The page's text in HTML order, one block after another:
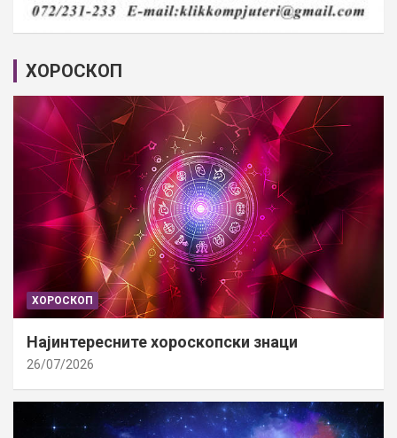
ХОРОСКОП
ХОРОСКОП
Најинтересните хороскопски знаци
26/07/2026